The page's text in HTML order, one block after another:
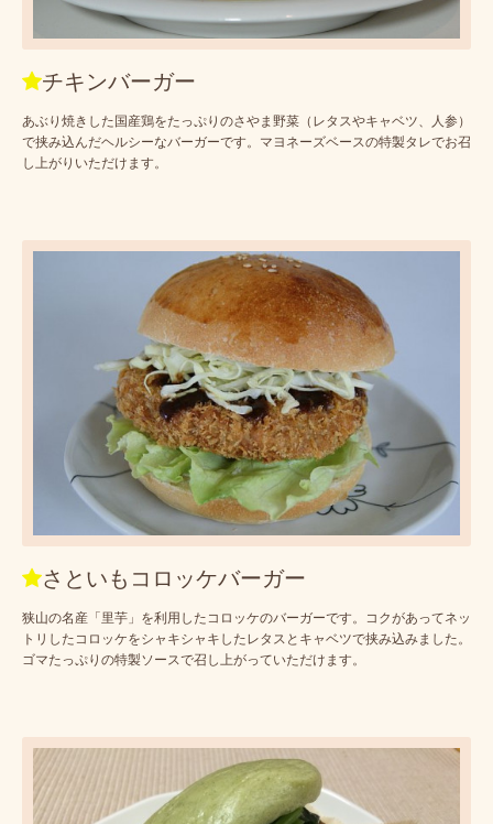
チキンバーガー
あぶり焼きした国産鶏をたっぷりのさやま野菜（レタスやキャベツ、人参）
で挟み込んだヘルシーなバーガーです。マヨネーズベースの特製タレでお召
し上がりいただけます。
さといもコロッケバーガー
狭山の名産「里芋」を利用したコロッケのバーガーです。コクがあってネッ
トリしたコロッケをシャキシャキしたレタスとキャベツで挟み込みました。
ゴマたっぷりの特製ソースで召し上がっていただけます。